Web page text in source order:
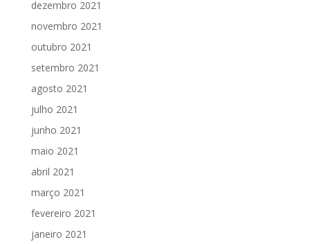
dezembro 2021
novembro 2021
outubro 2021
setembro 2021
agosto 2021
julho 2021
junho 2021
maio 2021
abril 2021
março 2021
fevereiro 2021
janeiro 2021